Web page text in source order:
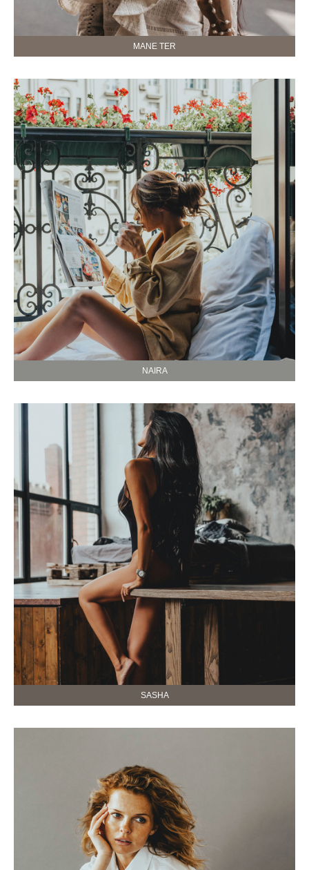
MANE TER
NAIRA
SASHA